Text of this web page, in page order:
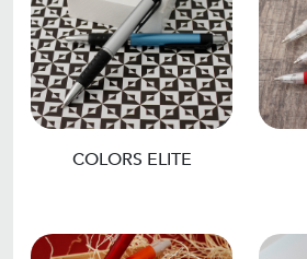
COLORS ELITE